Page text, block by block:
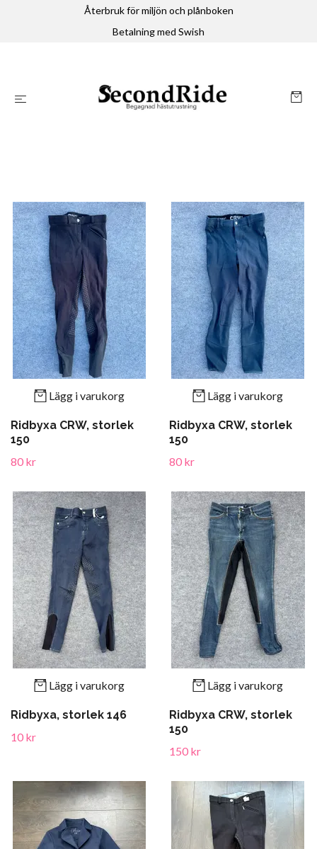
Återbruk för miljön och plånboken
Betalning med Swish
Lägg i varukorg
Ridbyxa CRW, storlek
150
80 kr
Lägg i varukorg
Ridbyxa CRW, storlek
150
80 kr
Lägg i varukorg
Ridbyxa, storlek 146
10 kr
Lägg i varukorg
Ridbyxa CRW, storlek
150
150 kr